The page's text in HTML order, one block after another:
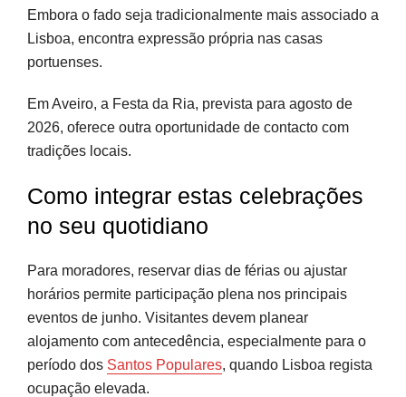
Embora o fado seja tradicionalmente mais associado a
Lisboa, encontra expressão própria nas casas
portuenses.
Em Aveiro, a Festa da Ria, prevista para agosto de
2026, oferece outra oportunidade de contacto com
tradições locais.
Como integrar estas celebrações
no seu quotidiano
Para moradores, reservar dias de férias ou ajustar
horários permite participação plena nos principais
eventos de junho. Visitantes devem planear
alojamento com antecedência, especialmente para o
período dos Santos Populares, quando Lisboa regista
ocupação elevada.